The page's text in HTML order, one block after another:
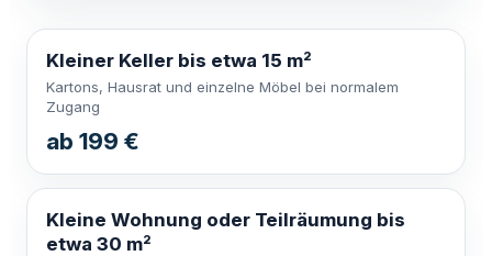
Kleiner Keller bis etwa 15 m²
Kartons, Hausrat und einzelne Möbel bei normalem
Zugang
ab 199 €
Kleine Wohnung oder Teilräumung bis
etwa 30 m²